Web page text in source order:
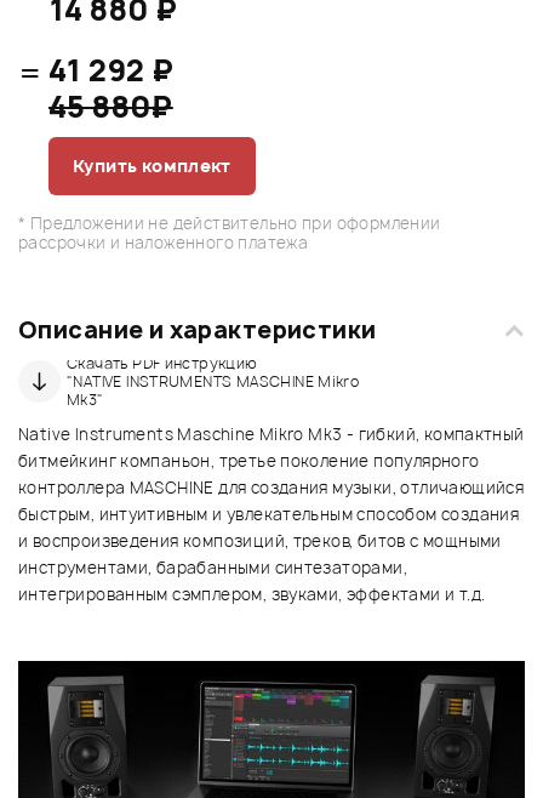
14 880 ₽
= 41 292 ₽
45 880₽
Купить комплект
* Предложении не действительно при оформлении
рассрочки и наложенного платежа
Описание и характеристики
Скачать PDF инструкцию
"NATIVE INSTRUMENTS MASCHINE Mikro
Mk3"
Native Instruments Maschine Mikro Mk3 - гибкий, компактный
битмейкинг компаньон, третье поколение популярного
контроллера MASCHINE для создания музыки, отличающийся
быстрым, интуитивным и увлекательным способом создания
и воспроизведения композиций, треков, битов с мощными
инструментами, барабанными синтезаторами,
интегрированным сэмплером, звуками, эффектами и т.д.